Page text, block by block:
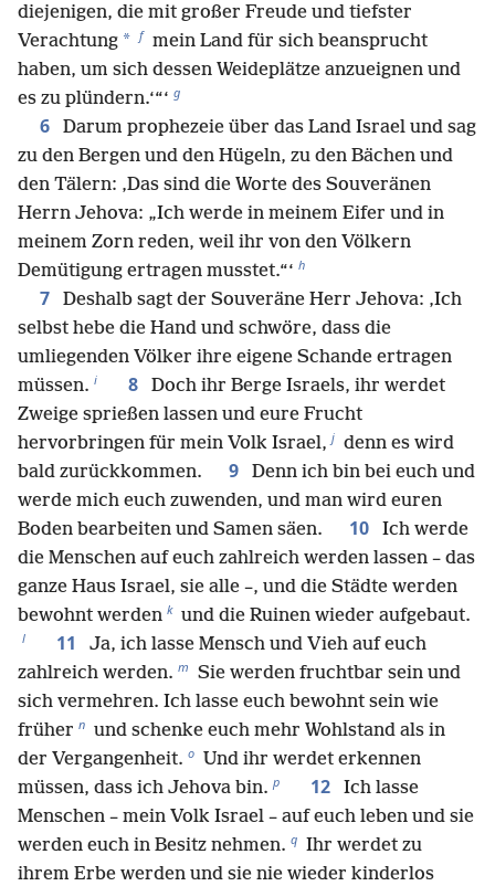
diejenigen, die mit großer Freude und tiefster
Verachtung * f mein Land für sich beansprucht
haben, um sich dessen Weideplätze anzueignen und
es zu plündern.‘“‘ g
6
Darum prophezeie über das Land Israel und sag
zu den Bergen und den Hügeln, zu den Bächen und
den Tälern: ‚Das sind die Worte des Souveränen
Herrn Jehova: „Ich werde in meinem Eifer und in
meinem Zorn reden, weil ihr von den Völkern
Demütigung ertragen musstet.“‘ h
7
Deshalb sagt der Souveräne Herr Jehova: ‚Ich
selbst hebe die Hand und schwöre, dass die
umliegenden Völker ihre eigene Schande ertragen
müssen. i 8
Doch ihr Berge Israels, ihr werdet
Zweige sprießen lassen und eure Frucht
hervorbringen für mein Volk Israel, j denn es wird
bald zurückkommen.
9
Denn ich bin bei euch und
werde mich euch zuwenden, und man wird euren
Boden bearbeiten und Samen säen.
10
Ich werde
die Menschen auf euch zahlreich werden lassen – das
ganze Haus Israel, sie alle –, und die Städte werden
bewohnt werden k und die Ruinen wieder aufgebaut.
l 11
Ja, ich lasse Mensch und Vieh auf euch
zahlreich werden. m Sie werden fruchtbar sein und
sich vermehren. Ich lasse euch bewohnt sein wie
früher n und schenke euch mehr Wohlstand als in
der Vergangenheit. o Und ihr werdet erkennen
müssen, dass ich Jehova bin. p 12
Ich lasse
Menschen – mein Volk Israel – auf euch leben und sie
werden euch in Besitz nehmen. q Ihr werdet zu
ihrem Erbe werden und sie nie wieder kinderlos